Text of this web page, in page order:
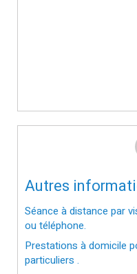
Autres
Séance à distance par
ou téléphone.
Prestations à domicile
particuliers .